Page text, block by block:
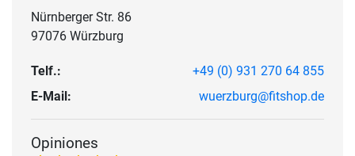
Nürnberger Str. 86
97076 Würzburg
Telf.:
+49 (0) 931 270 64 855
E-Mail:
wuerzburg@fitshop.de
Opiniones